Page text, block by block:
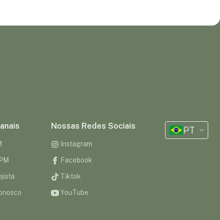
Nossas Redes Sociais
Instagram
Facebook
Tiktok
YouTube
PT